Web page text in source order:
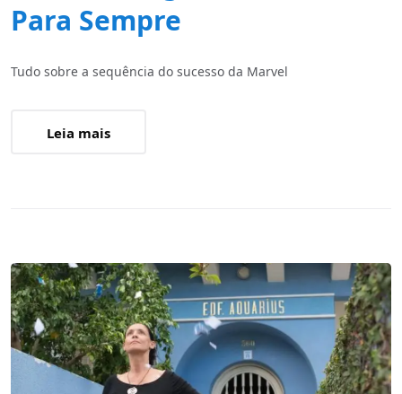
Para Sempre
Tudo sobre a sequência do sucesso da Marvel
Leia mais